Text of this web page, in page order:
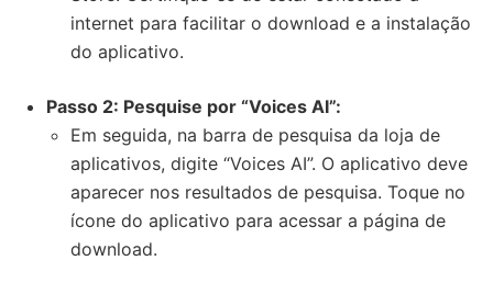
internet para facilitar o download e a instalação
do aplicativo.
Passo 2: Pesquise por “Voices AI”:
Em seguida, na barra de pesquisa da loja de
aplicativos, digite “Voices AI”. O aplicativo deve
aparecer nos resultados de pesquisa. Toque no
ícone do aplicativo para acessar a página de
download.